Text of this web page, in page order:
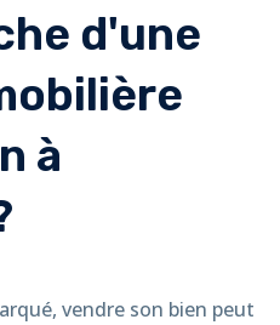
d'une
à
vendre son bien peut